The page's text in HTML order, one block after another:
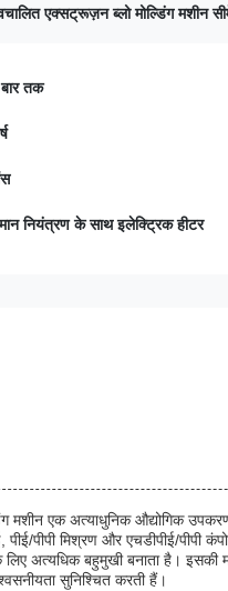
एक्सट्रूज़न ब्लो मोल्डिंग मशीन
तक
नियंत्रण के साथ इलेक्ट्रिक हीटर
मशीन एक अत्याधुनिक औद्योगिक
पीपी मिश्रण और एचडीपीई/पीपी
लिए अत्यधिक बहुमुखी बनाता है।
सुनिश्चित करती हैं।